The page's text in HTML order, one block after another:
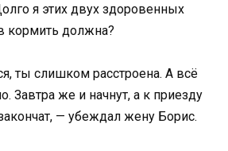
я этих двух здоровенных
кормить должна?
ты слишком расстроена. А всё
Завтра же и начнут, а к приезду
— убеждал жену Борис.